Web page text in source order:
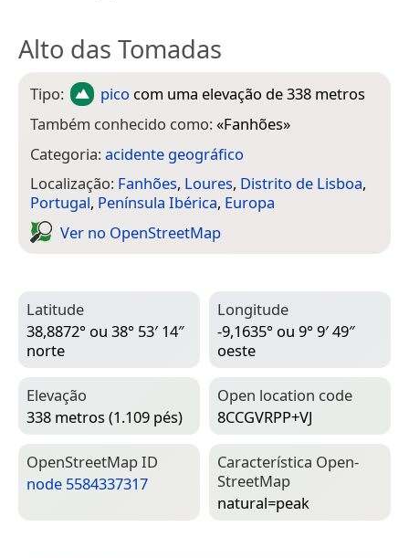
Alto das Tomadas
Tipo: pico com uma elevação de 338 metros
Também conhecido como:«Fanhões»
Categoria:acidente geográfico
Localização: Fanhões, Loures, Distrito de Lisboa,
Portugal, Península Ibérica, Europa
Ver no Open­Street­Map
Latitude
38,8872° ou 38° 53′ 14″
norte
Longitude
-9,1635° ou 9° 9′ 49″
oeste
Elevação
338 metros (1.109 pés)
Open location code
8CCGVRPP+VJ
Open­Street­Map ID
node 5584337317
Característica Open­
Street­Map
natural=­peak